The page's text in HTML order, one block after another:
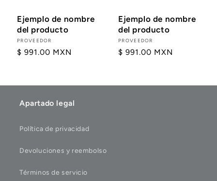
Ejemplo de nombre
del producto
Proveedor:
PROVEEDOR
Precio
$ 991.00 MXN
Ejemplo de nombre
del producto
Proveedor:
PROVEEDOR
Precio
$ 991.00 MXN
Apartado legal
Política de privacidad
Devoluciones y reembolso
Términos de servicio